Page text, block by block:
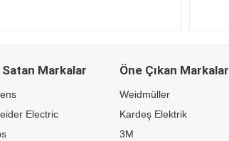
Satan Markalar
Electric
Öne Çıkan Markalar
Weidmüller
Kardeş Elektrik
3M